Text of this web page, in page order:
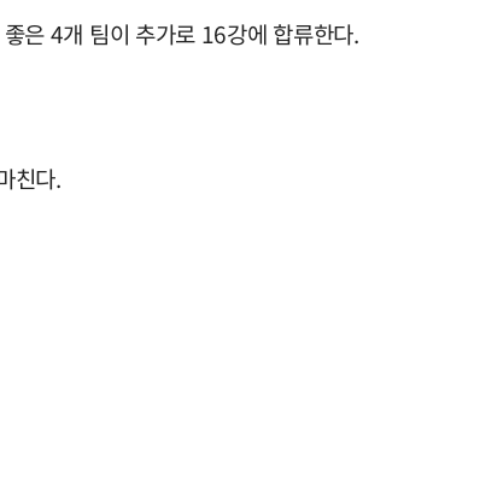
은 4개 팀이 추가로 16강에 합류한다.
친다.